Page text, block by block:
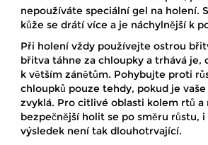
nepoužíváte speciální gel na holení.
kůže se drátí více a je náchylnější k
Při holení vždy používejte ostrou
břitva táhne za chloupky a trhává je,
k větším zánětům. Pohybujte proti
chloupků pouze tehdy, pokud je
zvyklá. Pro citlivé oblasti kolem rtů a
bezpečnější holit se po směru růstu, i
výsledek není tak dlouhotrvající.